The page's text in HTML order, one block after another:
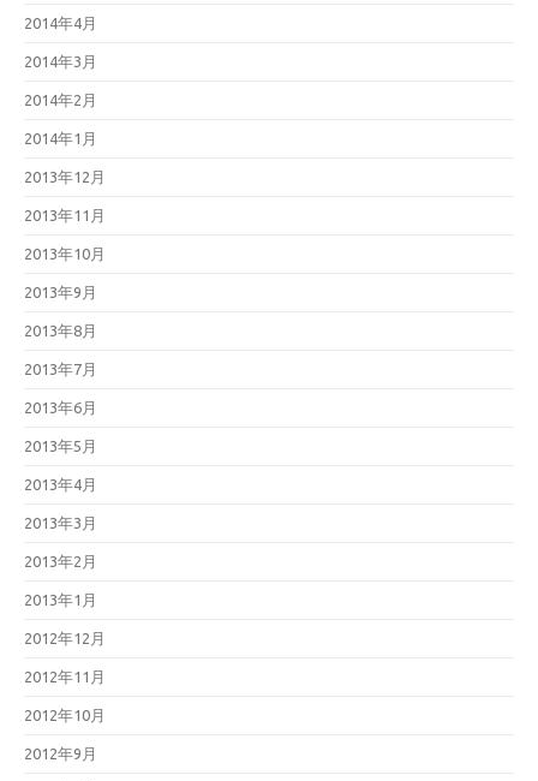
2014年4月
2014年3月
2014年2月
2014年1月
2013年12月
2013年11月
2013年10月
2013年9月
2013年8月
2013年7月
2013年6月
2013年5月
2013年4月
2013年3月
2013年2月
2013年1月
2012年12月
2012年11月
2012年10月
2012年9月